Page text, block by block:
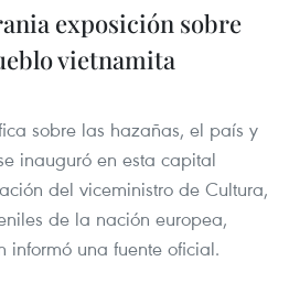
exposición sobre
vietnamita
sobre las hazañas, el país y
inauguró en esta capital
del viceministro de Cultura,
de la nación europea,
informó una fuente oficial.